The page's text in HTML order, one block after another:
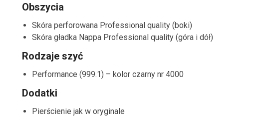
Obszycia
Skóra perforowana Professional quality (boki)
Skóra gładka Nappa Professional quality (góra i dół)
Rodzaje szyć
Performance (999.1) – kolor czarny nr 4000
Dodatki
Pierścienie jak w oryginale